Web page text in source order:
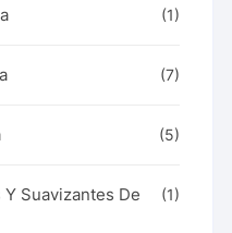
(1)
(7)
(5)
Suavizantes De
(1)